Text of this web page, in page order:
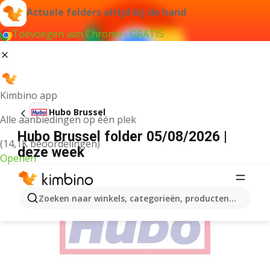
Actuele folders altijd bij de hand
Toevoegen aan Chrome - GRATIS
Kimbino app
Alle aanbiedingen op één plek
(14,1K beoordelingen)
Openen
Zoeken naar winkels, categorieën, producten...
Hubo Brussel
Hubo Brussel folder 05/08/2026 |
deze week